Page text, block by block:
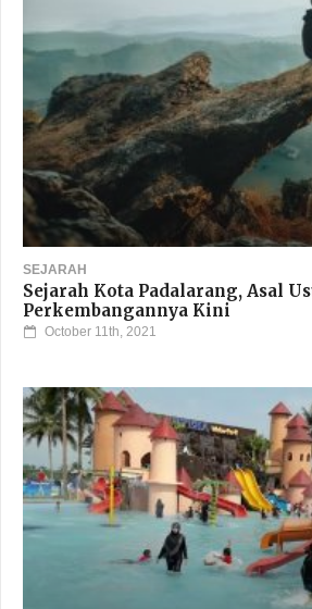
SEJARAH
Sejarah Kota Padalarang, Asal
Perkembangannya Kini
October 11th, 2021